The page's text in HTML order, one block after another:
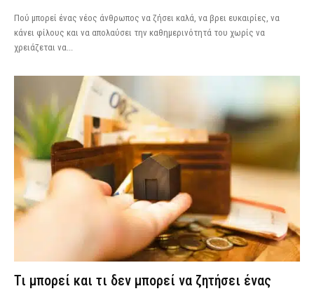
Πού μπορεί ένας νέος άνθρωπος να ζήσει καλά, να βρει ευκαιρίες, να
κάνει φίλους και να απολαύσει την καθημερινότητά του χωρίς να
χρειάζεται να...
Τι μπορεί και τι δεν μπορεί να ζητήσει ένας